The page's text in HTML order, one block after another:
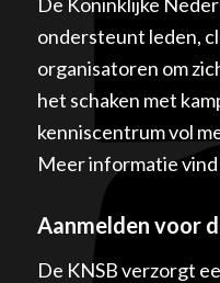
ondersteunt leden,
organisatoren om
het schaken met
kenniscentrum vol
Meer informatie vind
Aanmelden voor
De KNSB verzorgt